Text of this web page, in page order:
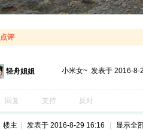
点评
轻舟姐姐 小米女~ 发表于 2016-8-
回复 支持 反对
楼主 发表于 2016-8-29 16:16 显示全